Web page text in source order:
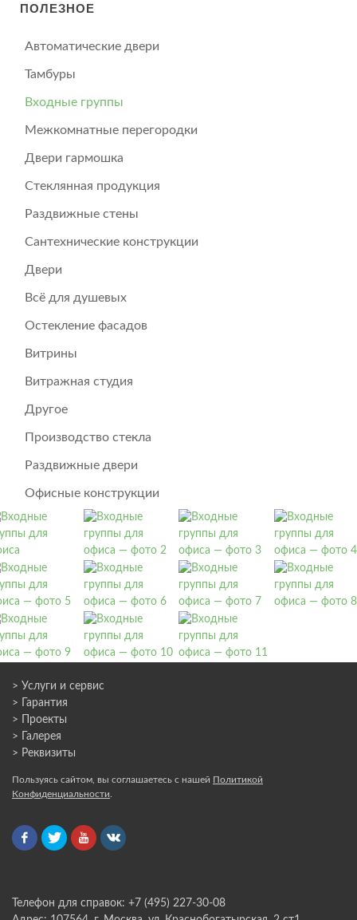
ПОЛЕЗНОЕ
Автоматические двери
Тамбуры
Входные группы
Межкомнатные перегородки
Двери гармошка
Стеклянная продукция
Раздвижные стены
Сантехнические конструкции
Двери
Всё для душевых
Остекление фасадов
Витрины
Витражная студия
Другое
Производство стекла
Раздвижные двери
Офисные конструкции
> Услуги и сервис
> Гарантия
> Проекты
> Галерея
> Реквизиты
Пользуясь сайтом, вы соглашаетесь с нашей Политикой
Конфиденциальности
Телефон для справок: +7 (495) 227-30-08